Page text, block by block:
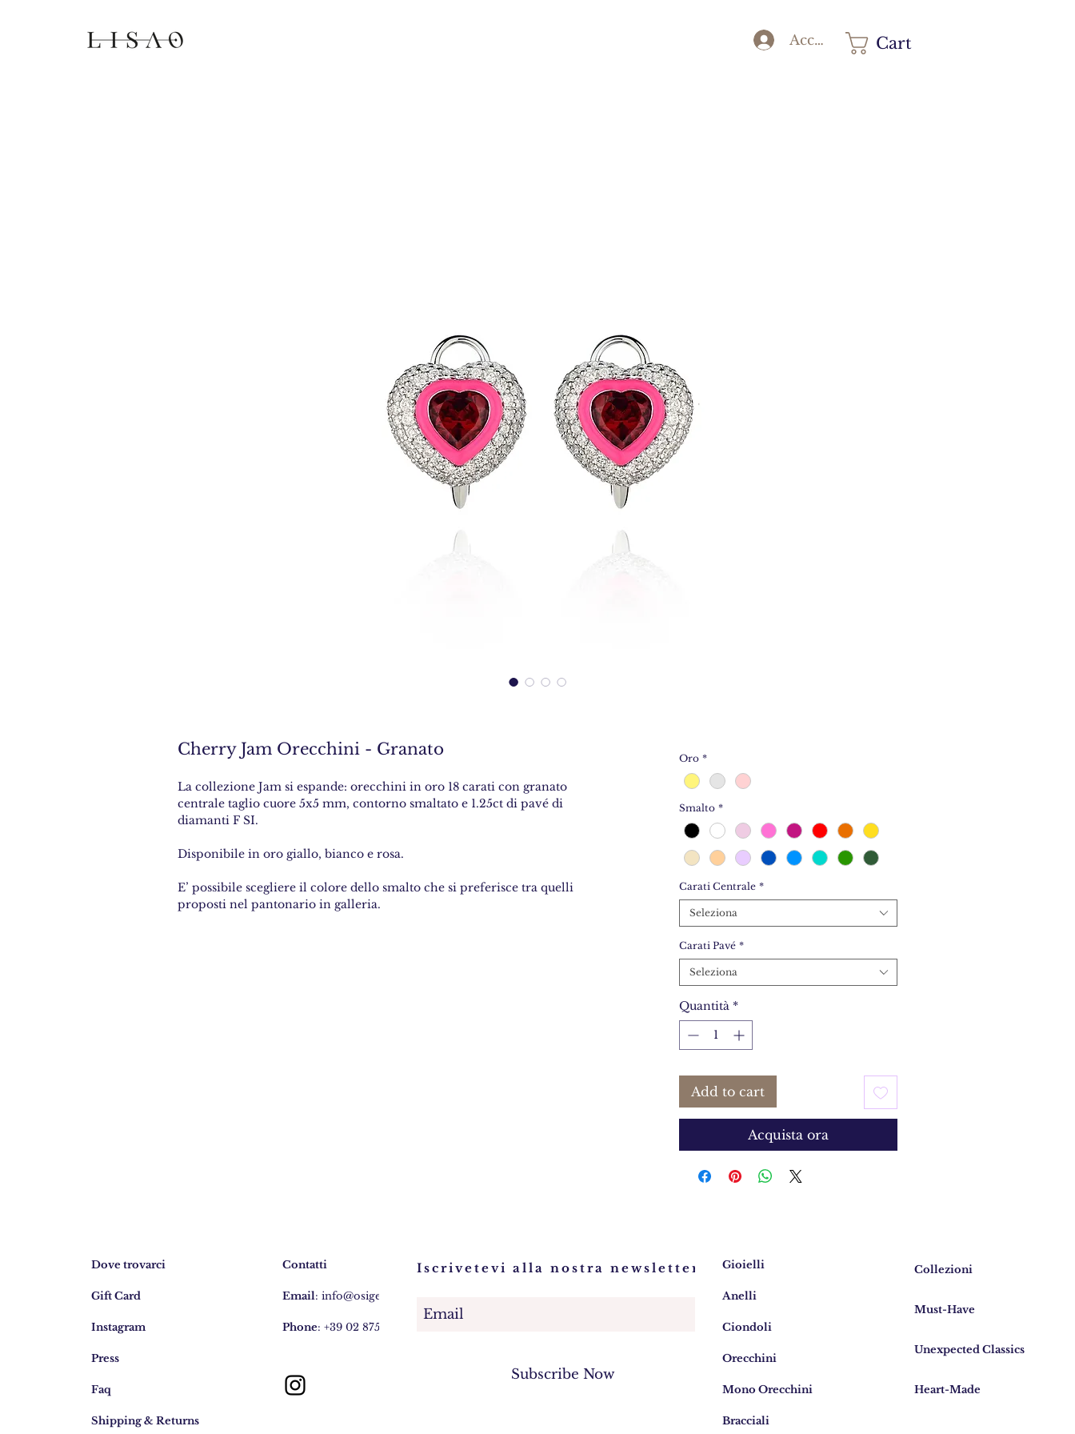
Accedi Cart
Cherry Jam Orecchini - Granato
La collezione Jam si espande: orecchini in oro 18 carati con granato
centrale taglio cuore 5x5 mm, contorno smaltato e 1.25ct di pavé di
diamanti F SI.
Disponibile in oro giallo, bianco e rosa.
E’ possibile scegliere il colore dello smalto che si preferisce tra quelli
proposti nel pantonario in galleria.
Oro *
Smalto *
Carati Centrale *
Seleziona
Carati Pavé *
Seleziona
Quantità *
Add to cart
Acquista ora
Dove trovarci
Gift Card
Instagram
Press
Faq
Shipping & Returns
Contatti
Email: info@osigem.com
Phone: +39 02 875745
Iscrivetevi alla nostra newsletter!
Subscribe Now
Gioielli
Anelli
Ciondoli
Orecchini
Mono Orecchini
Bracciali
Collezioni
Must-Have
Unexpected Classics
Heart-Made